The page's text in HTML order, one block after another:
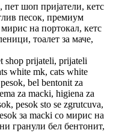
шоп пријатели, кетс
песок, премиум
на портокал, кетс
тоалет за маче,
shop prijateli, prijateli
white mk, cats white
bel bentonit za
za macki, higiena za
pesok sto se zgrutcuva,
за macki со мирис на
гранули бел бентонит,